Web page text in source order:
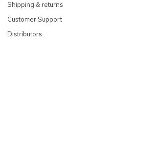
Shipping & returns
Customer Support
Distributors